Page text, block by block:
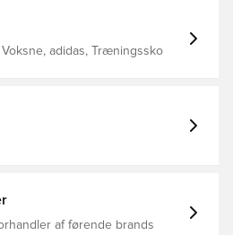
mellemfod giver støtte til
overdelen holder dine
når du gennemfører dine
adidas, Træningssko
af førende brands